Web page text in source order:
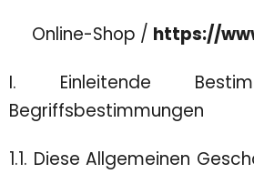
Online-Shop / https://
I. Einleitende
Begriffsbestimmungen
1.1. Diese Allgemeinen